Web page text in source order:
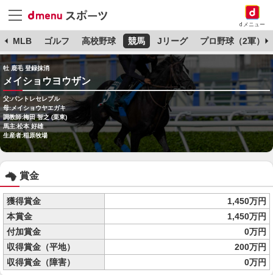
dメニュー
MLB ゴルフ 高校野球 競馬 Jリーグ プロ野球（2軍）
牡 鹿毛 登録抹消
メイショウヨウザン
父:パントレセレブル
母:メイショウヤエガキ
調教師:梅田 智之 (栗東)
馬主:松本 好雄
生産者:稲原牧場
賞金
獲得賞金
1,450万円
本賞金
1,450万円
付加賞金
0万円
収得賞金（平地）
200万円
収得賞金（障害）
0万円